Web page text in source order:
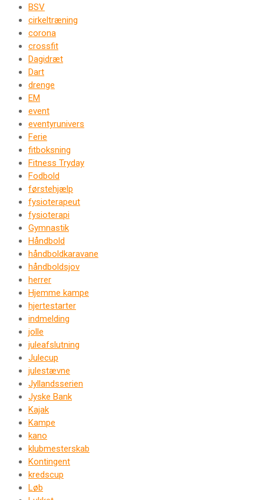
BSV
cirkeltræning
corona
crossfit
Dagidræt
Dart
drenge
EM
event
eventyrunivers
Ferie
fitboksning
Fitness Tryday
Fodbold
førstehjælp
fysioterapeut
fysioterapi
Gymnastik
Håndbold
håndboldkaravane
håndboldsjov
herrer
Hjemme kampe
hjertestarter
indmelding
jolle
juleafslutning
Julecup
julestævne
Jyllandsserien
Jyske Bank
Kajak
Kampe
kano
klubmesterskab
Kontingent
kredscup
Løb